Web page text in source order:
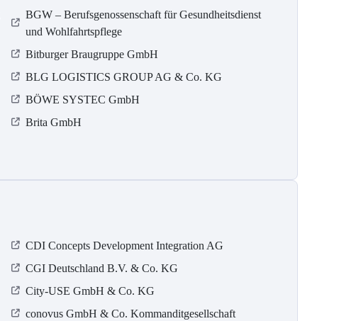
BGW – Berufsgenossenschaft für Gesundheitsdienst
und Wohlfahrtspflege
Bitburger Braugruppe GmbH
BLG LOGISTICS GROUP AG & Co. KG
BÖWE SYSTEC GmbH
Brita GmbH
CDI Concepts Development Integration AG
CGI Deutschland B.V. & Co. KG
City-USE GmbH & Co. KG
conovus GmbH & Co. Kommanditgesellschaft